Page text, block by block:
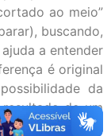
ao meio”
buscando,
a entender
é original
da
de um
preenchida na